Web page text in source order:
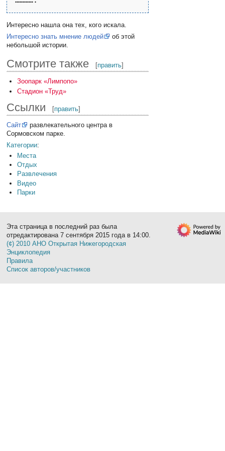
Интересно нашла она тех, кого искала.
Интересно знать мнение людей
об этой
небольшой истории.
Смотрите также [править]
Зоопарк «Лимпопо»
Стадион «Труд»
Ссылки [править]
Сайт
развлекательного центра в
Сормовском парке.
Категории:
Места
Отдых
Развлечения
Видео
Парки
Эта страница в последний раз была
отредактирована 7 сентября 2015 года в 14:00.
(¢) 2010 АНО Открытая Нижегородская
Энциклопедия
Правила
Список авторов/участников